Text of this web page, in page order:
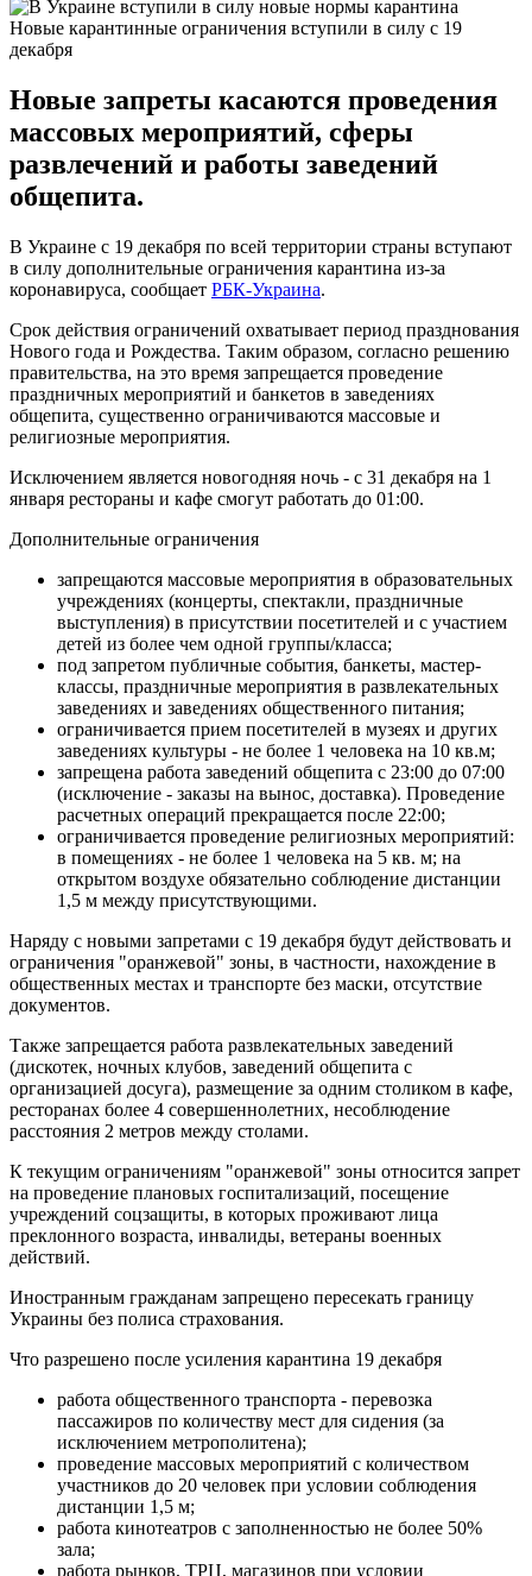
Новые карантинные ограничения вступили в силу с 19
декабря
Новые запреты касаются проведения
массовых мероприятий, сферы
развлечений и работы заведений
общепита.
В Украине с 19 декабря по всей территории страны вступают
в силу дополнительные ограничения карантина из-за
коронавируса, сообщает РБК-Украина.
Срок действия ограничений охватывает период празднования
Нового года и Рождества. Таким образом, согласно решению
правительства, на это время запрещается проведение
праздничных мероприятий и банкетов в заведениях
общепита, существенно ограничиваются массовые и
религиозные мероприятия.
Исключением является новогодняя ночь - с 31 декабря на 1
января рестораны и кафе смогут работать до 01:00.
Дополнительные ограничения
запрещаются массовые мероприятия в образовательных
учреждениях (концерты, спектакли, праздничные
выступления) в присутствии посетителей и с участием
детей из более чем одной группы/класса;
под запретом публичные события, банкеты, мастер-
классы, праздничные мероприятия в развлекательных
заведениях и заведениях общественного питания;
ограничивается прием посетителей в музеях и других
заведениях культуры - не более 1 человека на 10 кв.м;
запрещена работа заведений общепита с 23:00 до 07:00
(исключение - заказы на вынос, доставка). Проведение
расчетных операций прекращается после 22:00;
ограничивается проведение религиозных мероприятий:
в помещениях - не более 1 человека на 5 кв. м; на
открытом воздухе обязательно соблюдение дистанции
1,5 м между присутствующими.
Наряду с новыми запретами с 19 декабря будут действовать и
ограничения "оранжевой" зоны, в частности, нахождение в
общественных местах и транспорте без маски, отсутствие
документов.
Также запрещается работа развлекательных заведений
(дискотек, ночных клубов, заведений общепита с
организацией досуга), размещение за одним столиком в кафе,
ресторанах более 4 совершеннолетних, несоблюдение
расстояния 2 метров между столами.
К текущим ограничениям "оранжевой" зоны относится запрет
на проведение плановых госпитализаций, посещение
учреждений соцзащиты, в которых проживают лица
преклонного возраста, инвалиды, ветераны военных
действий.
Иностранным гражданам запрещено пересекать границу
Украины без полиса страхования.
Что разрешено после усиления карантина 19 декабря
работа общественного транспорта - перевозка
пассажиров по количеству мест для сидения (за
исключением метрополитена);
проведение массовых мероприятий с количеством
участников до 20 человек при условии соблюдения
дистанции 1,5 м;
работа кинотеатров с заполненностью не более 50%
зала;
работа рынков, ТРЦ, магазинов при условии